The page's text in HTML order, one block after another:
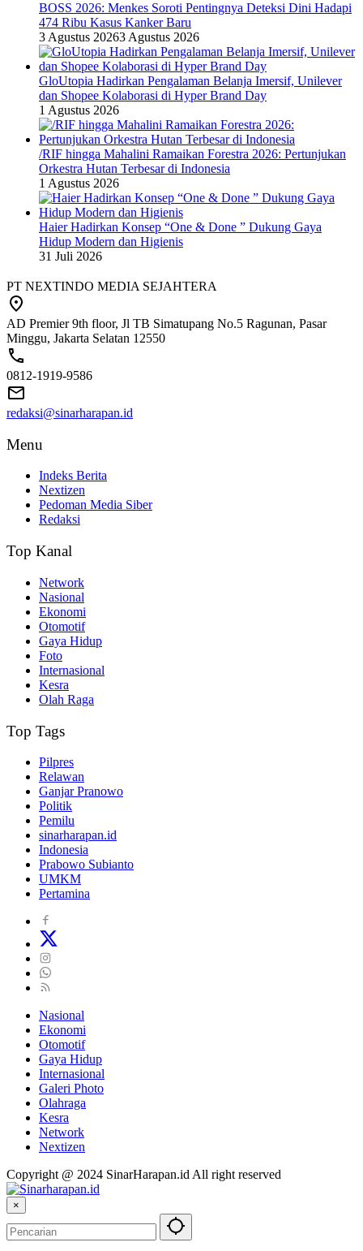
BOSS 2026: Menkes Soroti Pentingnya Deteksi Dini Hadapi
474 Ribu Kasus Kanker Baru
3 Agustus 20263 Agustus 2026
GloUtopia Hadirkan Pengalaman Belanja Imersif, Unilever
dan Shopee Kolaborasi di Hyper Brand Day
1 Agustus 2026
/RIF hingga Mahalini Ramaikan Forestra 2026: Pertunjukan
Orkestra Hutan Terbesar di Indonesia
1 Agustus 2026
Haier Hadirkan Konsep “One & Done ” Dukung Gaya
Hidup Modern dan Higienis
31 Juli 2026
PT NEXTINDO MEDIA SEJAHTERA
AD Premier 9th floor, Jl TB Simatupang No.5 Ragunan, Pasar
Minggu, Jakarta Selatan 12550
0812-1919-9586
redaksi@sinarharapan.id
Menu
Indeks Berita
Nextizen
Pedoman Media Siber
Redaksi
Top Kanal
Network
Nasional
Ekonomi
Otomotif
Gaya Hidup
Foto
Internasional
Kesra
Olah Raga
Top Tags
Pilpres
Relawan
Ganjar Pranowo
Politik
Pemilu
sinarharapan.id
Indonesia
Prabowo Subianto
UMKM
Pertamina
Nasional
Ekonomi
Otomotif
Gaya Hidup
Internasional
Galeri Photo
Olahraga
Kesra
Network
Nextizen
Copyright @ 2024 SinarHarapan.id All right reserved
×